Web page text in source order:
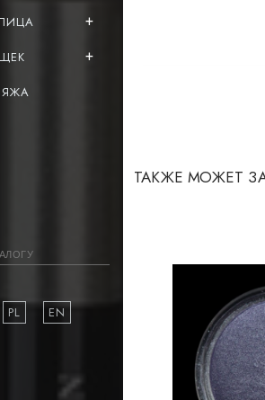
PL EN
ТАКЖЕ МОЖЕТ